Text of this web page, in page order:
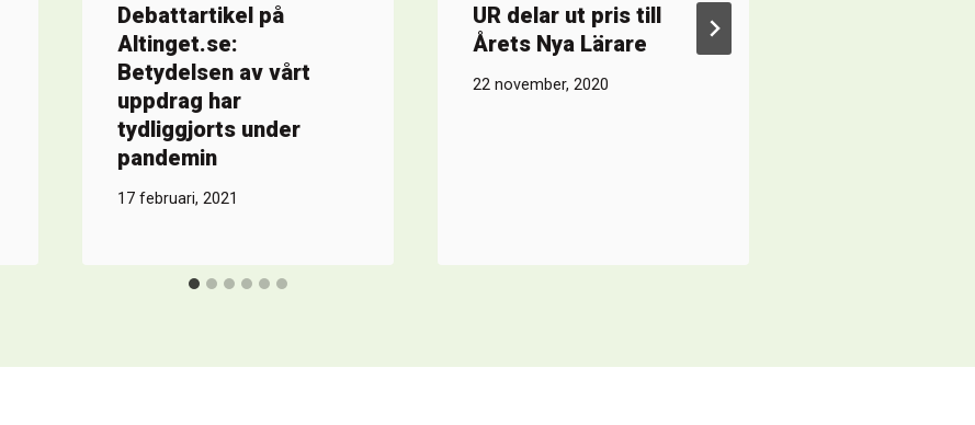
Debattartikel på
Altinget.se:
Betydelsen av vårt
uppdrag har
tydliggjorts under
pandemin
17 februari, 2021
UR delar ut pris till
Årets Nya Lärare
22 november, 2020